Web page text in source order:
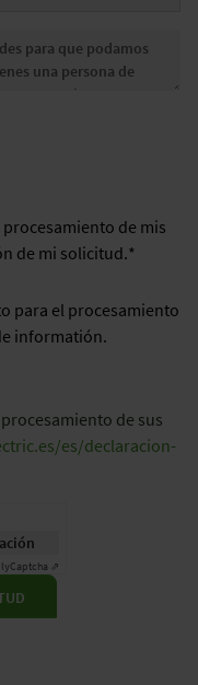
*
de mis
de mi solicitud.*
para el procesamiento
informatión.
de sus
es/declaracion-
Captcha ⇗